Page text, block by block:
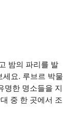
밤의 파리를 발
요. 루브르 박물
명한 명소들을 지
중 한 곳에서 조